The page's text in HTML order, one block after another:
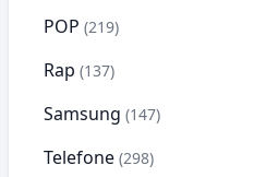
POP (219)
Rap (137)
Samsung (147)
Telefone (298)